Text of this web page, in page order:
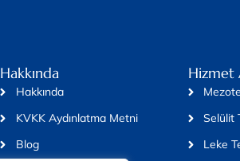
Hakkında
Hakkında
KVKK Aydınlatma Metni
Blog
Hizmet
Selülit
Leke